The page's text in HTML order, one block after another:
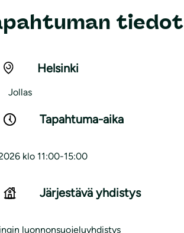
tiedot
Helsinki
Jollas
Tapahtuma-aika
klo 11:00-15:00
Järjestävä yhdistys
luonnonsuojeluyhdistys